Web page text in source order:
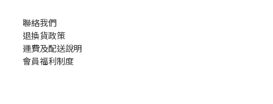
聯絡我們
退換貨政策
運費及配送說明
會員福利制度